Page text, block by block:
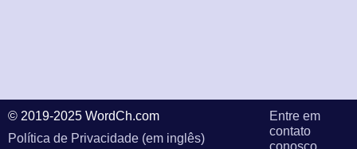
© 2019-2025 WordCh.com
Política de Privacidade (em inglês)
Entre em
contato
conosco